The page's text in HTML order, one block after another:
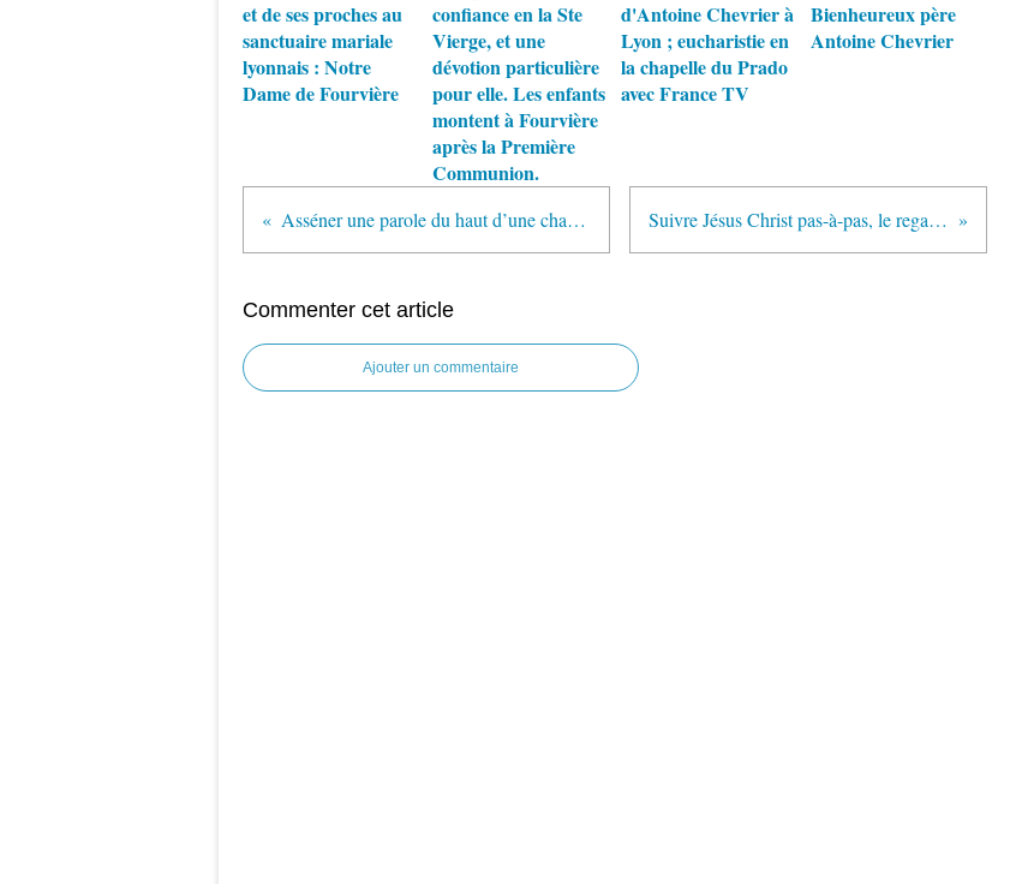
et de ses proches au
sanctuaire mariale
lyonnais : Notre
Dame de Fourvière
confiance en la Ste
Vierge, et une
dévotion particulière
pour elle. Les enfants
montent à Fourvière
après la Première
Communion.
d'Antoine Chevrier à
Lyon ; eucharistie en
la chapelle du Prado
avec France TV
Bienheureux père
Antoine Chevrier
Asséner une parole du haut d’une chaire sacrée ignore le vécu des uns et des autres et conduit à l’exclusion de qui n‘est pas dans la ligne Suivre Jésus Christ pas-à-pas, le regarder agir et annoncer la présence de Dieu parmi les hommes tout en faisant le bien autour de lui
Commenter cet article
Ajouter un commentaire